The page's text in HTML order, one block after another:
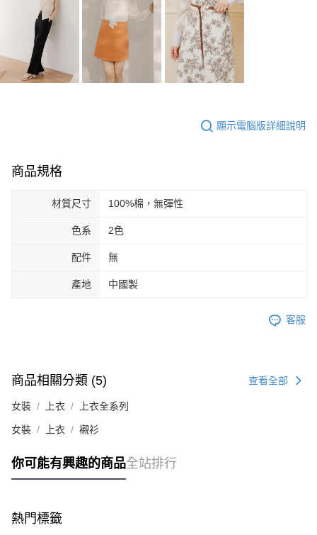
顯示電腦版詳細說明
商品規格
材質尺寸 100%棉，無彈性
色系 2色
配件 無
產地 中國製
客服
商品相關分類 (5) 查看全部
女裝 上衣 上衣全系列
女裝 上衣 襯衫
你可能有興趣的商品全站排行
熱門標籤